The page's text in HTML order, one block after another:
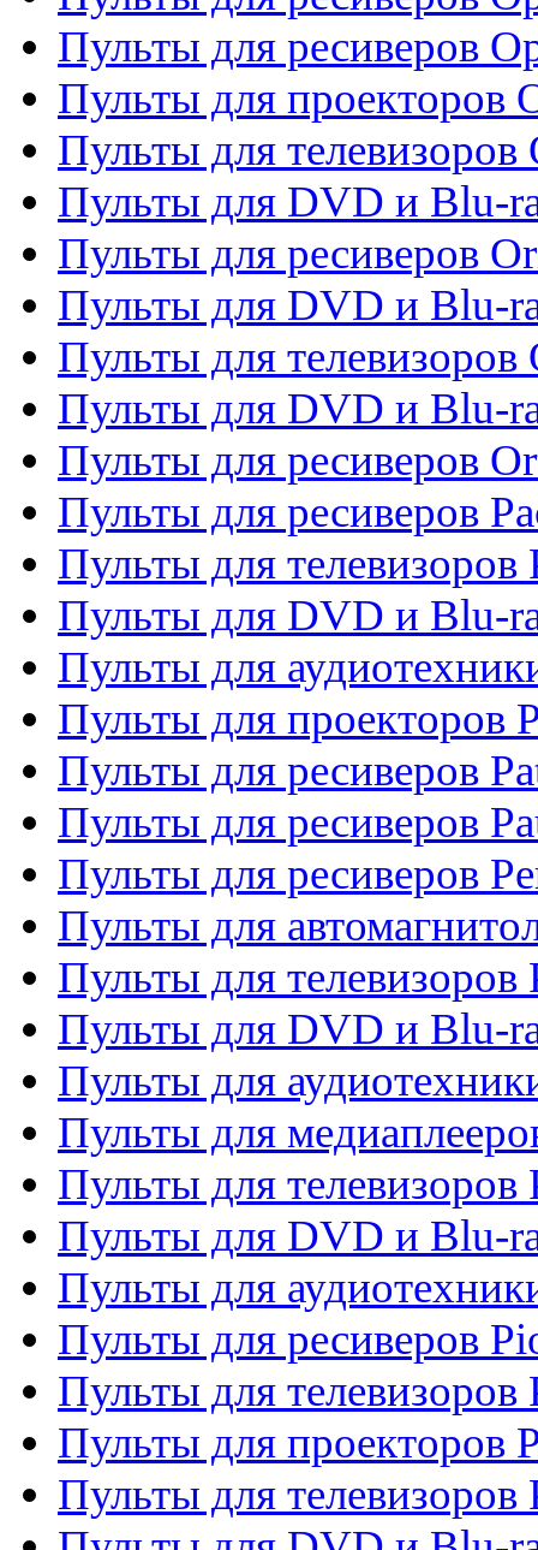
Пульты для ресиверов
Пульты для проекторов
Пульты для телевизоров
Пульты для DVD и Blu-
Пульты для ресиверов
Пульты для DVD и Blu-
Пульты для телевизоров
Пульты для DVD и Blu-
Пульты для ресиверов
Пульты для ресиверов
Пульты для телевизоров
Пульты для DVD и Blu-
Пульты для
Пульты для проекторов
Пульты для ресиверов
Пульты для ресиверов
Пульты для ресиверов
Пульты для
Пульты для телевизоров
Пульты для DVD и Blu-
Пульты для
Пульты для
Пульты для телевизоров
Пульты для DVD и Blu-
Пульты для
Пульты для ресиверов
Пульты для телевизоров
Пульты для проекторов
Пульты для телевизоров